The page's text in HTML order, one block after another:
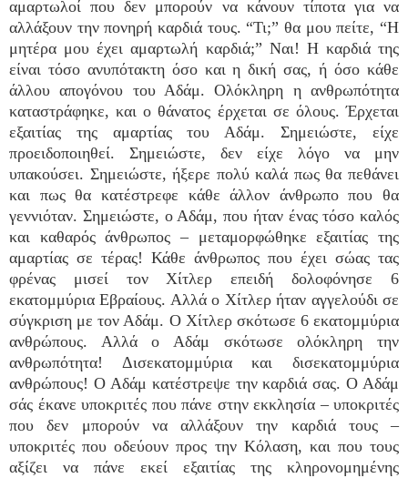
αμαρτωλοί που δεν μπορούν να κάνουν τίποτα για να
αλλάξουν την πονηρή καρδιά τους. “Τι;” θα μου πείτε, “Η
μητέρα μου έχει αμαρτωλή καρδιά;” Ναι! Η καρδιά της
είναι τόσο ανυπότακτη όσο και η δική σας, ή όσο κάθε
άλλου απογόνου του Αδάμ. Ολόκληρη η ανθρωπότητα
καταστράφηκε, και ο θάνατος έρχεται σε όλους. Έρχεται
εξαιτίας της αμαρτίας του Αδάμ. Σημειώστε, είχε
προειδοποιηθεί. Σημειώστε, δεν είχε λόγο να μην
υπακούσει. Σημειώστε, ήξερε πολύ καλά πως θα πεθάνει
και πως θα κατέστρεφε κάθε άλλον άνθρωπο που θα
γεννιόταν. Σημειώστε, ο Αδάμ, που ήταν ένας τόσο καλός
και καθαρός άνθρωπος – μεταμορφώθηκε εξαιτίας της
αμαρτίας σε τέρας! Κάθε άνθρωπος που έχει σώας τας
φρένας μισεί τον Χίτλερ επειδή δολοφόνησε 6
εκατομμύρια Εβραίους. Αλλά ο Χίτλερ ήταν αγγελούδι σε
σύγκριση με τον Αδάμ. Ο Χίτλερ σκότωσε 6 εκατομμύρια
ανθρώπους. Αλλά ο Αδάμ σκότωσε ολόκληρη την
ανθρωπότητα! Δισεκατομμύρια και δισεκατομμύρια
ανθρώπους! Ο Αδάμ κατέστρεψε την καρδιά σας. Ο Αδάμ
σάς έκανε υποκριτές που πάνε στην εκκλησία – υποκριτές
που δεν μπορούν να αλλάξουν την καρδιά τους –
υποκριτές που οδεύουν προς την Κόλαση, και που τους
αξίζει να πάνε εκεί εξαιτίας της κληρονομημένης